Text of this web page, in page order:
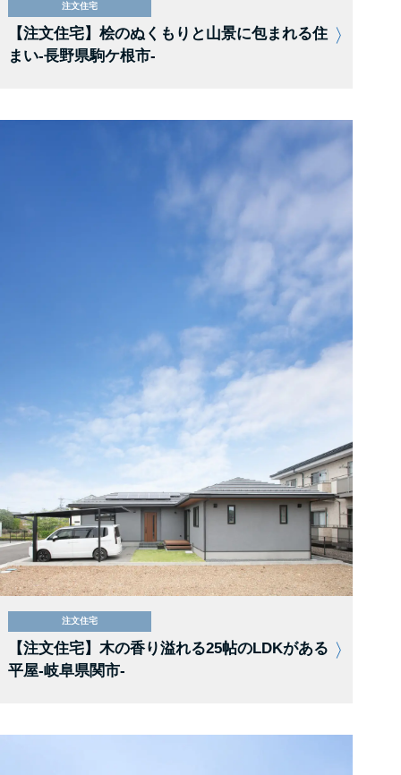
注文住宅
【注文住宅】桧のぬくもりと山景に包まれる住
まい-長野県駒ケ根市-
注文住宅
【注文住宅】木の香り溢れる25帖のLDKがある
平屋-岐阜県関市-